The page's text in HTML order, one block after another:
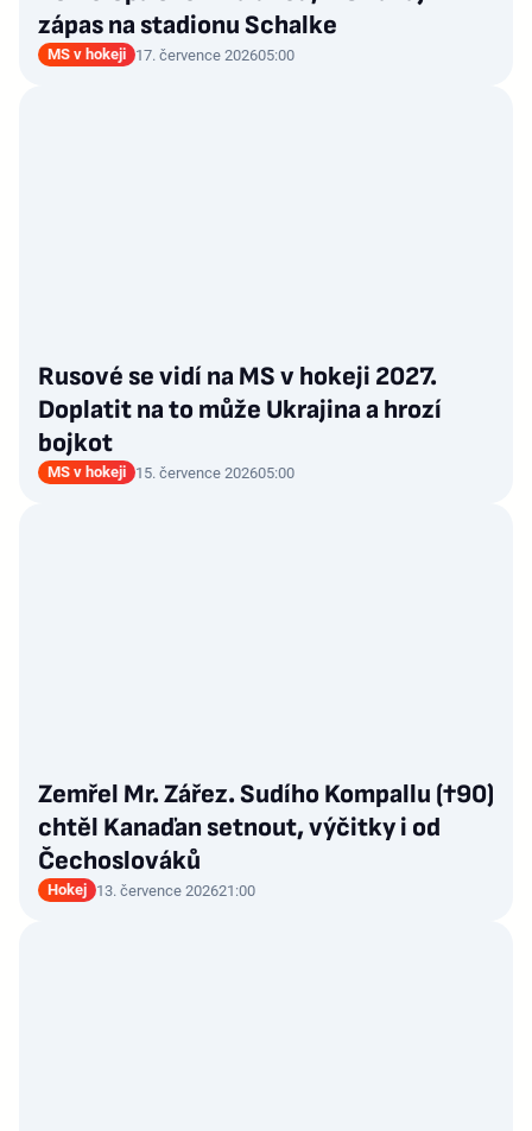
zápas na stadionu Schalke
MS v hokeji 17. července 202605:00
Rusové se vidí na MS v hokeji 2027.
Doplatit na to může Ukrajina a hrozí
bojkot
MS v hokeji 15. července 202605:00
Zemřel Mr. Zářez. Sudího Kompallu (†90)
chtěl Kanaďan setnout, výčitky i od
Čechoslováků
Hokej 13. července 202621:00